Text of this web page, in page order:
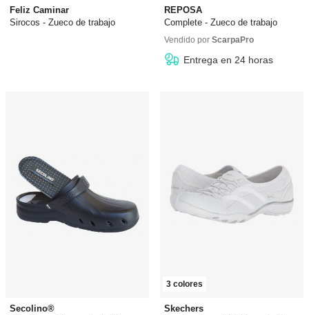
Feliz Caminar
Sirocos - Zueco de trabajo
REPOSA
Complete - Zueco de trabajo
42,80 €
desde 32,99 €
Vendido por ScarpaPro
Entrega en 24 horas
Secolino®
3 colores
Skechers